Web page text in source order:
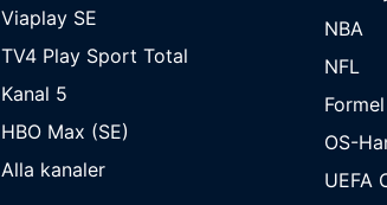
Viaplay SE
TV4 Play Sport Total
Kanal 5
HBO Max (SE)
Alla kanaler
NBA
NFL
Formel
OS-
UEFA